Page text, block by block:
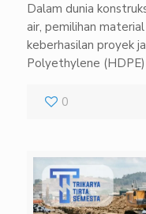
Dalam dunia
air, pemilihan
keberhasilan proyek
Polyethylene
0